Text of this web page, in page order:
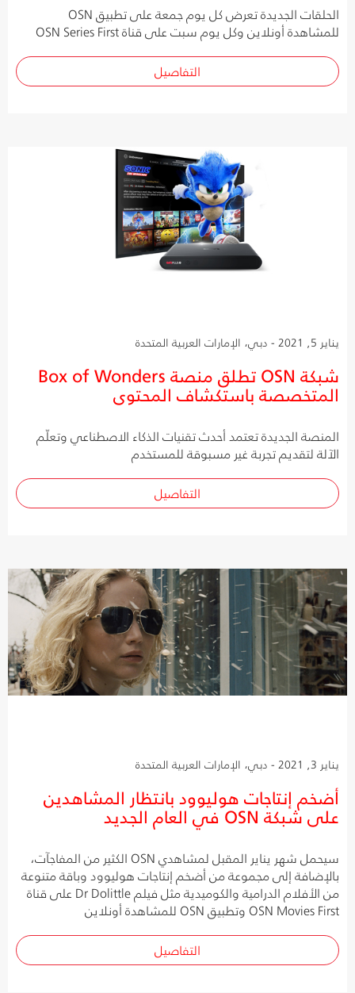
الحلقات الجديدة تعرض كل يوم جمعة على تطبيق OSN
للمشاهدة أونلاين وكل يوم سبت على قناة OSN Series First
التفاصيل
يناير 5, 2021 - دبي، الإمارات العربية المتحدة
شبكة OSN تطلق منصة Box of Wonders
المتخصصة باستكشاف المحتوى
المنصة الجديدة تعتمد أحدث تقنيات الذكاء الاصطناعي وتعلّم
الآلة لتقديم تجربة غير مسبوقة للمستخدم
التفاصيل
يناير 3, 2021 - دبي، الإمارات العربية المتحدة
أضخم إنتاجات هوليوود بانتظار المشاهدين
على شبكة OSN في العام الجديد
سيحمل شهر يناير المقبل لمشاهدي OSN الكثير من المفاجآت،
بالإضافة إلى مجموعة من أضخم إنتاجات هوليوود وباقة متنوعة
من الأفلام الدرامية والكوميدية مثل فيلم Dr Dolittle على قناة
OSN Movies First وتطبيق OSN للمشاهدة أونلاين
التفاصيل